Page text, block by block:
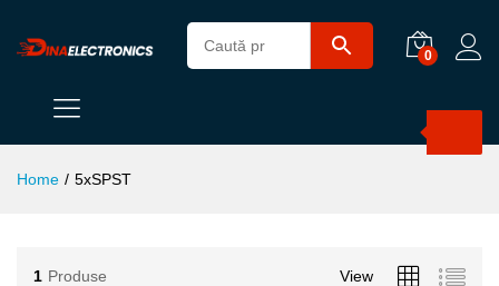
0
Home / 5xSPST
1 Produse View